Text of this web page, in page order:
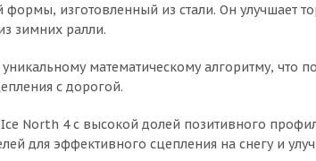
изготовленный из стали. Он улучшает
зимних ралли.
математическому алгоритму, что
с дорогой.
North 4 с высокой долей позитивного
для эффективного сцепления на снегу и